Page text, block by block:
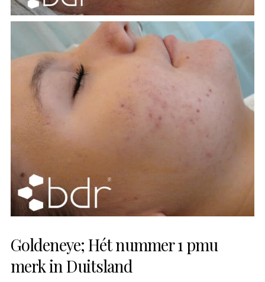
Goldeneye; Hét nummer 1 pmu
merk in Duitsland